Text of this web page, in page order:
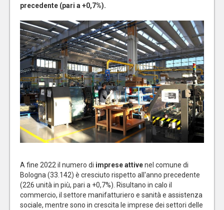
precedente (pari a +0,7%).
A fine 2022 il numero di imprese attivenel comune di
Bologna (33.142) è cresciuto rispetto all'anno precedente
(226 unità in più, pari a +0,7%). Risultano in calo il
commercio, il settore manifatturiero e sanità e assistenza
sociale, mentre sono in crescita le imprese dei settori delle